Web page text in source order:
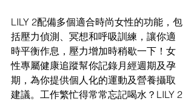
LILY 2配備多個適合時尚女性的功能，包
括壓力偵測、冥想和呼吸訓練，讓你適
時平衡作息，壓力增加時稍歇一下！女
性專屬健康追蹤幫你記錄月經週期及孕
期，為你提供個人化的運動及營養攝取
建議。工作繁忙得常常忘記喝水？LILY 2